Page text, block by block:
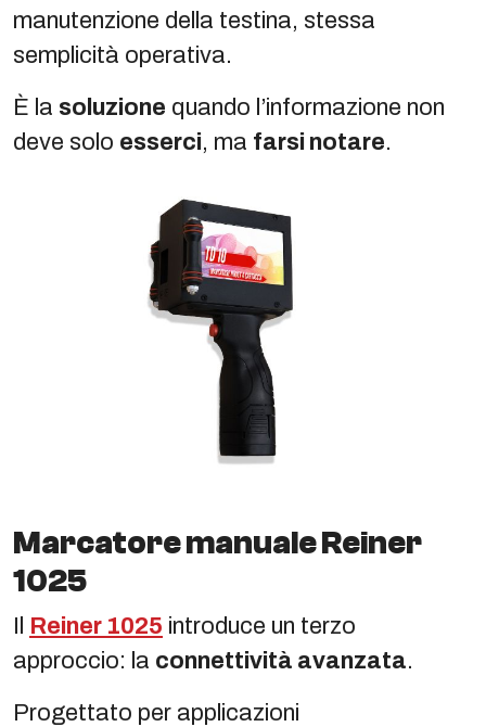
manutenzione della testina, stessa
semplicità operativa.
È la soluzione quando l’informazione non
deve solo esserci, ma farsi notare.
Marcatore manuale Reiner
1025
Il Reiner 1025 introduce un terzo
approccio: la connettività avanzata.
Progettato per applicazioni